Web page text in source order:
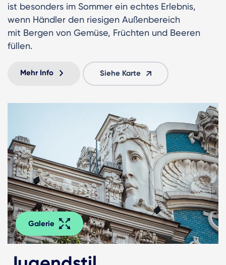
ist besonders im Sommer ein echtes Erlebnis,
wenn Händler den riesigen Außenbereich
mit Bergen von Gemüse, Früchten und Beeren
füllen.
Mehr Info Siehe Karte
Galerie